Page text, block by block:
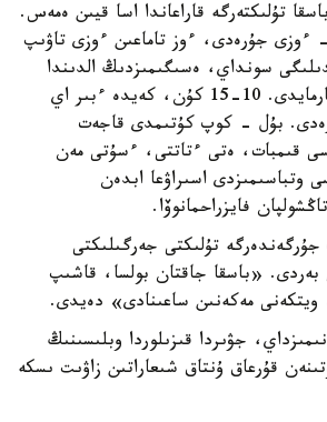
تۇلىكتەرگە قاراعاندا اسا قيىن ەمەس.
ءوزى جۇرەدى، ءوز تاماعىن ءوزى تاۋىپ
سونداي، ەسىگىمىزدىڭ الدىندا
اعىپ تۇرعان بۇلاققا بارمايدى. 10-15 كۇن، كەيدە ءبىر اي
بۇل - كوپ كۇتىمدى قاجەت
قىمبات، ەتى ءتاتتى، ءسۇتى مەن
وتباسىمىزدى اسىراۋعا ابدەن
فايزراحمانوۆا.
جۇرگەندەرگە تۇلىكتى جەرگىلىكتى
«باسقا جاقتان بولسا، قاشىپ
ويتكەنى مەكەنىن ساعىنادى» دەيدى.
جۋىردا قىزىلوردا وبلىسىنىڭ
قۇرعاق ۇنتاق شىعاراتىن زاۋىت ىسكە